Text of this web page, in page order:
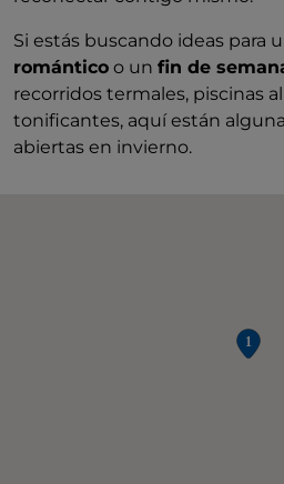
Si estás buscando ideas para
romántico o un fin de
recorridos termales, piscinas
tonificantes, aquí están
abiertas en invierno.